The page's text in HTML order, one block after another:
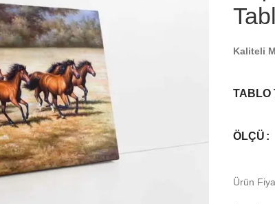
Kaliteli
TABLO
ÖLÇÜ
Ürün